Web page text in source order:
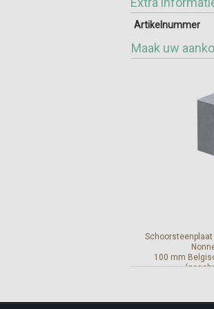
Artikelnummer
Maak uw
100 mm